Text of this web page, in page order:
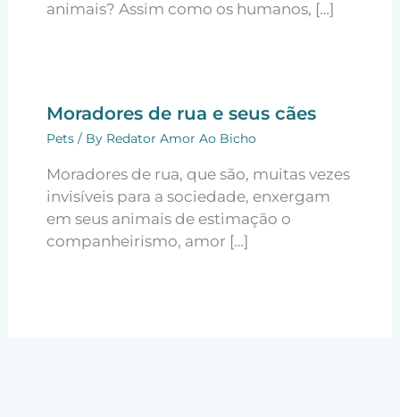
animais? Assim como os humanos, […]
Moradores de rua e seus cães
Pets/ By Redator Amor Ao Bicho
Moradores de rua, que são, muitas vezes
invisíveis para a sociedade, enxergam
em seus animais de estimação o
companheirismo, amor […]